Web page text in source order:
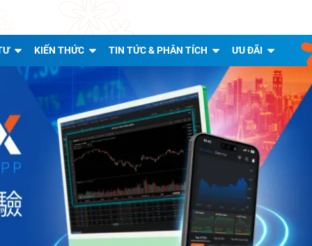
KIẾN THỨC TIN TỨC & PHÂN TÍCH ƯU ĐÃI